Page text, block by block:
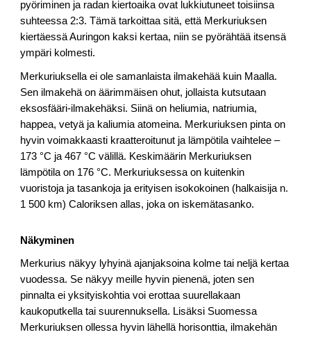
pyöriminen ja radan kiertoaika ovat lukkiutuneet toisiinsa
suhteessa 2:3. Tämä tarkoittaa sitä, että Merkuriuksen
kiertäessä Auringon kaksi kertaa, niin se pyörähtää itsensä
ympäri kolmesti.
Merkuriuksella ei ole samanlaista ilmakehää kuin Maalla.
Sen ilmakehä on äärimmäisen ohut, jollaista kutsutaan
eksosfääri-ilmakehäksi. Siinä on heliumia, natriumia,
happea, vetyä ja kaliumia atomeina. Merkuriuksen pinta on
hyvin voimakkaasti kraatteroitunut ja lämpötila vaihtelee –
173 °C ja 467 °C välillä. Keskimäärin Merkuriuksen
lämpötila on 176 °C. Merkuriuksessa on kuitenkin
vuoristoja ja tasankoja ja erityisen isokokoinen (halkaisija n.
1 500 km) Caloriksen allas, joka on iskemätasanko.
Näkyminen
Merkurius näkyy lyhyinä ajanjaksoina kolme tai neljä kertaa
vuodessa. Se näkyy meille hyvin pienenä, joten sen
pinnalta ei yksityiskohtia voi erottaa suurellakaan
kaukoputkella tai suurennuksella. Lisäksi Suomessa
Merkuriuksen ollessa hyvin lähellä horisonttia, ilmakehän